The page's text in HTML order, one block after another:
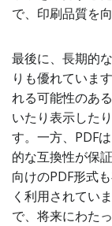
で、印刷品質を
最後に、長期的
りも優れていま
れる可能性のあ
いたり表示した
す。一方、PDF
的な互換性が保
向けのPDF形式
く利用されてい
で、将来にわた